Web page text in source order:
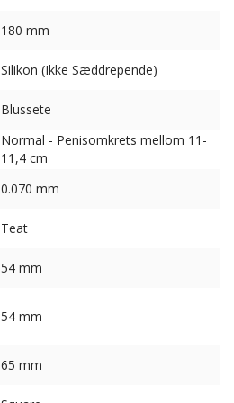
180 mm
Silikon (Ikke Sæddrepende)
Blussete
Normal - Penisomkrets mellom 11-
11,4 cm
0.070 mm
Teat
54 mm
54 mm
65 mm